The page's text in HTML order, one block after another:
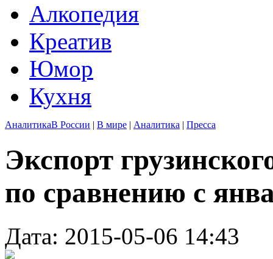
Алкопедия
Креатив
Юмор
Кухня
АналитикаВ России | В мире | Аналитика | Пресса
Экспорт
по сравнению с
Дата: 2015-05-06 14:43